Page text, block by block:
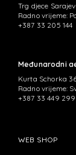
Trg djece
Radno vrijeme:
+387 33 205 144
Međunarodni
Kurta Schorka
Radno vrijeme:
+387 33 449 299
WEB SHOP